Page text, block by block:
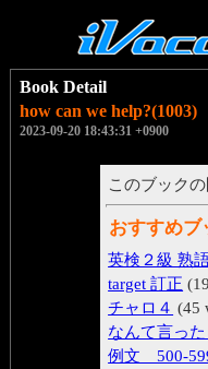
Book Detail
how can we help?(1003)
2023-09-20 18:43:31 +0900
このブック
おすすめブ
英検２級 熟語
target 訂正
チャロ４ (45
なんて言っ
例文 500-